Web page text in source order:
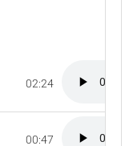
02:24
00:47